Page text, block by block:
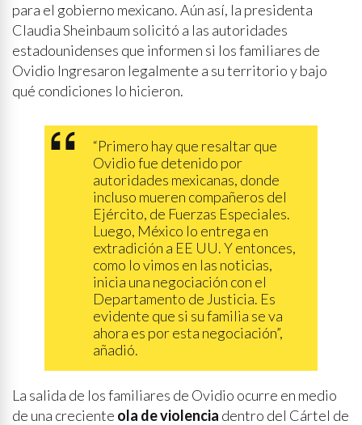
para el gobierno mexicano. Aún así, la presidenta
Claudia Sheinbaum solicitó a las autoridades
estadounidenses que informen si los familiares de
Ovidio Ingresaron legalmente a su territorio y bajo
qué condiciones lo hicieron.
“Primero hay que resaltar que
Ovidio fue detenido por
autoridades mexicanas, donde
incluso mueren compañeros del
Ejército, de Fuerzas Especiales.
Luego, México lo entrega en
extradición a EE UU. Y entonces,
como lo vimos en las noticias,
inicia una negociación con el
Departamento de Justicia. Es
evidente que si su familia se va
ahora es por esta negociación”,
añadió.
La salida de los familiares de Ovidio ocurre en medio
de una creciente ola de violencia dentro del Cártel de